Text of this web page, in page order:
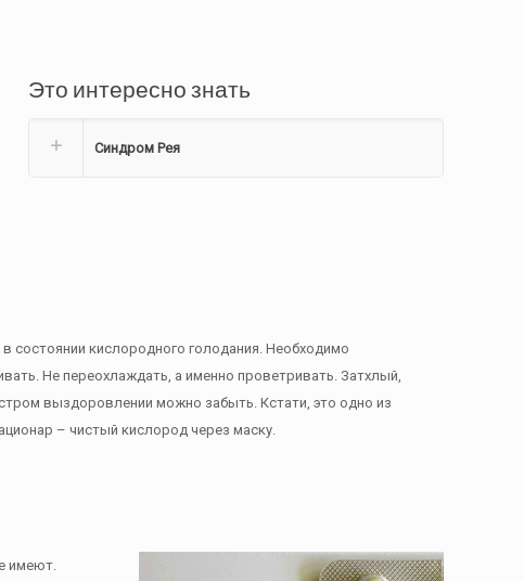
Это интересно знать
Синдром Рея
в состоянии кислородного голодания. Необходимо
Не переохлаждать, а именно проветривать. Затхлый,
выздоровлении можно забыть. Кстати, это одно из
– чистый кислород через маску.
имеют.